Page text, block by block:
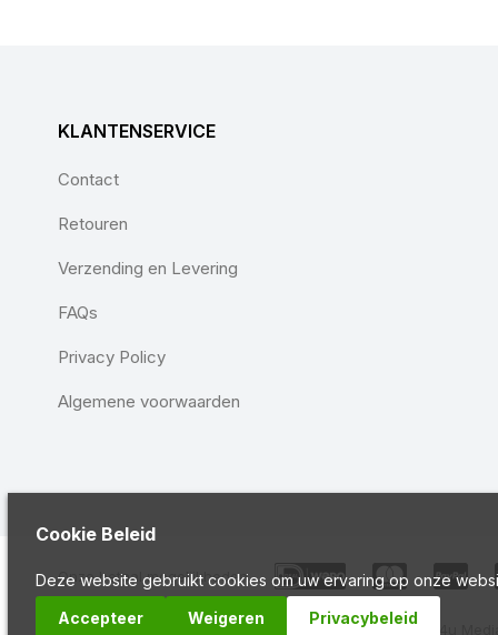
KLANTENSERVICE
Contact
Retouren
Verzending en Levering
FAQs
Privacy Policy
Algemene voorwaarden
Onze betaal mogelijkheden
Copyright 2024 Drogist Laak Ontwikkeld doorBest4u Media
Cookie Beleid
Deze website gebruikt cookies om uw ervaring op onze
Accepteer
Weigeren Privacybeleid